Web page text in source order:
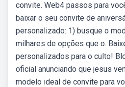
convite. Web4 passos para
baixar o seu convite de
personalizado: 1) busque o
milhares de opções que o.
personalizados para o culto!
oficial anunciando que jesus
modelo ideal de convite para